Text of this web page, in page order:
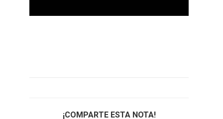
¡COMPARTE ESTA NOTA!